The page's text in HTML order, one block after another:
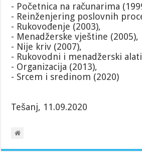
- Početnica na računarima
- Reinženjering poslovnih
- Rukovođenje (2003),
- Menadžerske vještine (2005),
- Nije kriv (2007),
- Rukovodni i menadžerski
- Organizacija (2013),
- Srcem i sredinom (2020)
Tešanj, 11.09.2020